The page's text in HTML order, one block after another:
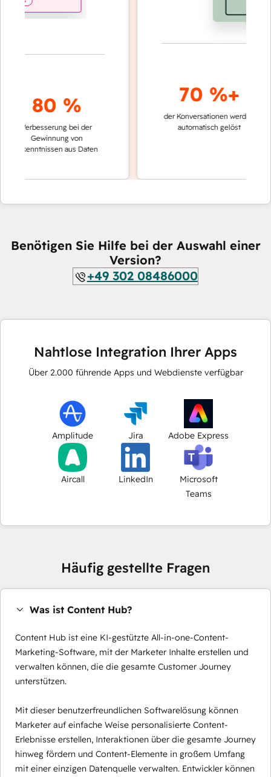
80 %
Verbesserung bei der
Gewinnung von
aus Daten
70 %+
der Konversationen werden
automatisch gelöst
Benötigen Sie Hilfe bei der Auswahl einer
Version?
+49 302 08486000
Nahtlose Integration Ihrer Apps
Über 2.000 führende Apps und Webdienste verfügbar
Amplitude Jira Adobe Express
Aircall LinkedIn
Microsoft
Teams
Häufig gestellte Fragen
Was ist Content Hub?
Content Hub ist eine KI-gestützte All-in-one-Content-
Marketing-Software, mit der Marketer Inhalte erstellen und
verwalten können, die die gesamte Customer Journey
unterstützen.
Mit dieser benutzerfreundlichen Softwarelösung können
Marketer auf einfache Weise personalisierte Content-
Erlebnisse erstellen, Interaktionen über die gesamte Journey
hinweg fördern und Content-Elemente in großem Umfang
mit einer einzigen Datenquelle verwalten. Entwickler können